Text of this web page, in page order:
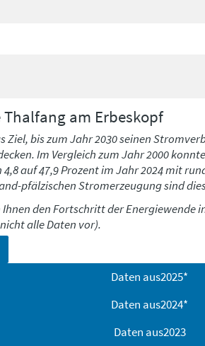
Thalfang am Erbeskopf
bis zum Jahr 2030 seinen
Im Vergleich zum Jahr 2000
auf 47,9 Prozent im Jahr 2024 mit
pfälzischen Stromerzeugung sind
den Fortschritt der
alle Daten vor).
Daten aus2025*
Daten aus2024*
Daten aus2023